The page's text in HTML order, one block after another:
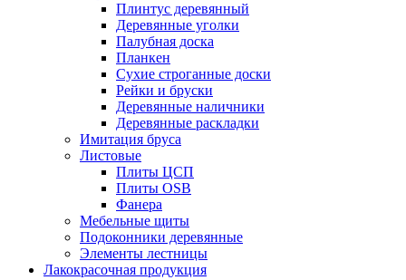
Плинтус деревянный
Деревянные уголки
Палубная доска
Планкен
Сухие строганные доски
Рейки и бруски
Деревянные наличники
Деревянные раскладки
Имитация бруса
Листовые
Плиты ЦСП
Плиты OSB
Фанера
Мебельные щиты
Подоконники деревянные
Элементы лестницы
Лакокрасочная продукция